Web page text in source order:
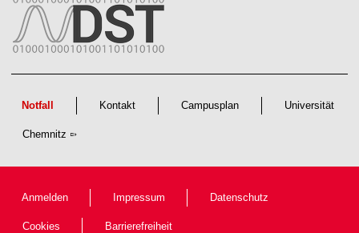
Notfall Kontakt Campusplan Universität
Chemnitz
Anmelden Impressum Datenschutz
Cookies Barrierefreiheit